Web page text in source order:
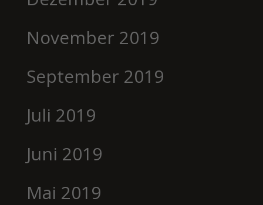
November 2019
September 2019
Juli 2019
Juni 2019
Mai 2019